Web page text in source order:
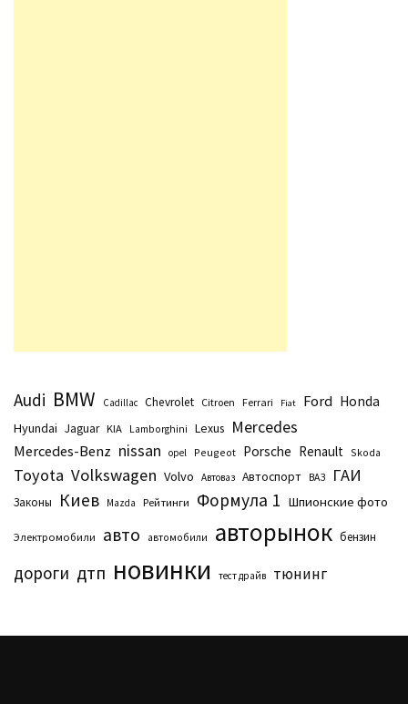
Audi BMW Cadillac Chevrolet Citroen Ferrari Fiat Ford Honda
Hyundai Jaguar KIA Lamborghini Lexus Mercedes
Mercedes-Benz nissan opel Peugeot Porsche Renault Skoda
Toyota Volkswagen Volvo Автоваз Автоспорт ВАЗ ГАИ
Законы Киев Маzda Рейтинги Формула 1 Шпионские фото
Электромобили авто автомобили авторынок бензин
дороги дтп новинки тест драйв тюнинг